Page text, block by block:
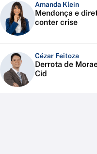
Amanda Klein
Mendonça e
conter crise
Cézar Feitoza
Derrota de
Cid